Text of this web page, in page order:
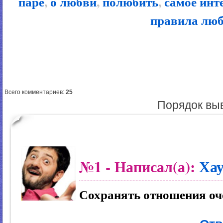
правила
Всего комментариев: 25
Порядок
№1 - Написал(а):
Сохранять отношения